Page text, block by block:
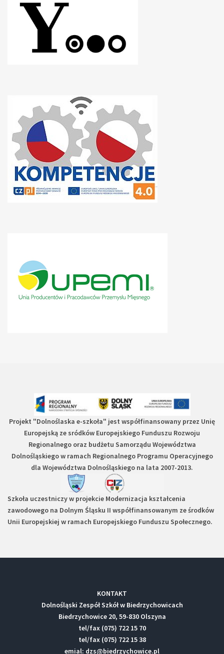
Projekt "Dolnoślaska e-szkoła" jest współfinansowany przez Unię
Europejską ze sródków Europejskiego Funduszu Rozwoju
Regionalnego oraz budżetu Samorządu Województwa
Dolnośląskiego w ramach Regionalnego Programu Operacyjnego
dla Województwa Dolnośląskiego na lata 2007-2013.
Szkoła uczestniczy w projekcie Modernizacja kształcenia
zawodowego na Dolnym Śląsku II współfinansowanym ze środków
Unii Europejskiej w ramach Europejskiego Funduszu Społecznego.
KONTAKT
Dolnośląski Zespół Szkół w Biedrzychowicach
Biedrzychowice 20, 59-830 Olszyna
tel/fax (075) 722 15 70
tel/fax (075) 722 15 38
emial: dzs@biedrzychowice.pl